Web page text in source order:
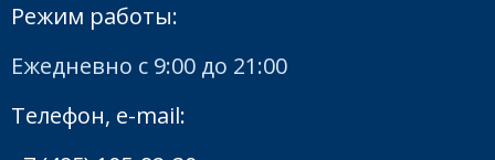
Режим работы:
Ежедневно с 9:00 до 21:00
Телефон, e-mail: